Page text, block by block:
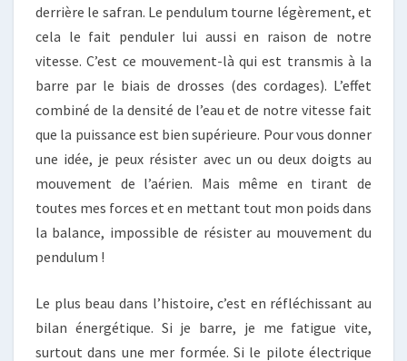
derrière le safran. Le pendulum tourne légèrement, et
cela le fait penduler lui aussi en raison de notre
vitesse. C’est ce mouvement-là qui est transmis à la
barre par le biais de drosses (des cordages). L’effet
combiné de la densité de l’eau et de notre vitesse fait
que la puissance est bien supérieure. Pour vous donner
une idée, je peux résister avec un ou deux doigts au
mouvement de l’aérien. Mais même en tirant de
toutes mes forces et en mettant tout mon poids dans
la balance, impossible de résister au mouvement du
pendulum !
Le plus beau dans l’histoire, c’est en réfléchissant au
bilan énergétique. Si je barre, je me fatigue vite,
surtout dans une mer formée. Si le pilote électrique